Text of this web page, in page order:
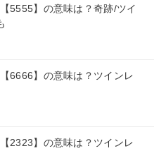
5555】の意味は？奇跡/ツイ
6666】の意味は？ツインレ
2323】の意味は？ツインレ